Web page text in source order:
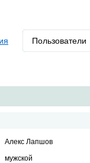
Пользователи
Алекс Лапшов
мужской